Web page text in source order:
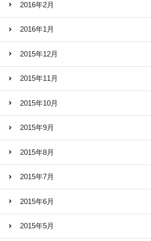
2016年2月
2016年1月
2015年12月
2015年11月
2015年10月
2015年9月
2015年8月
2015年7月
2015年6月
2015年5月